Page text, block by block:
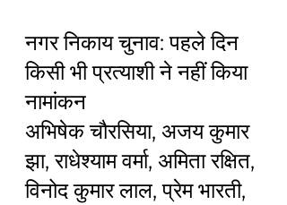
नगर निकाय चुनाव: पहले दिन
किसी भी प्रत्याशी ने नहीं किया
नामांकन
अभिषेक चौरसिया, अजय कुमार
झा, राधेश्याम वर्मा, अमिता रक्षित,
विनोद कुमार लाल, प्रेम भारती,